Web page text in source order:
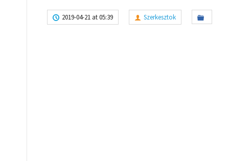
2019-04-21 at 05:39 Szerkesztok